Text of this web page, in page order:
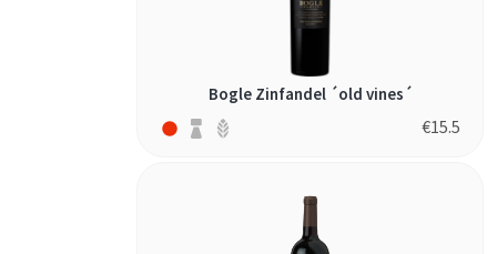
Bogle Zinfandel ´old vines´
€15.5